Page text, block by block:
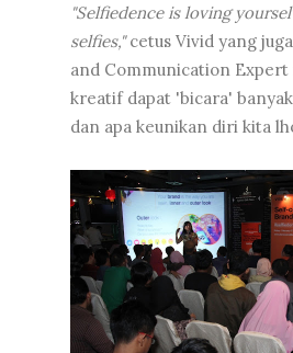
"Selfiedence is loving
selfies,"cetus Vivid yang
and Communication
kreatif dapat 'bicara'
dan apa keunikan diri kita